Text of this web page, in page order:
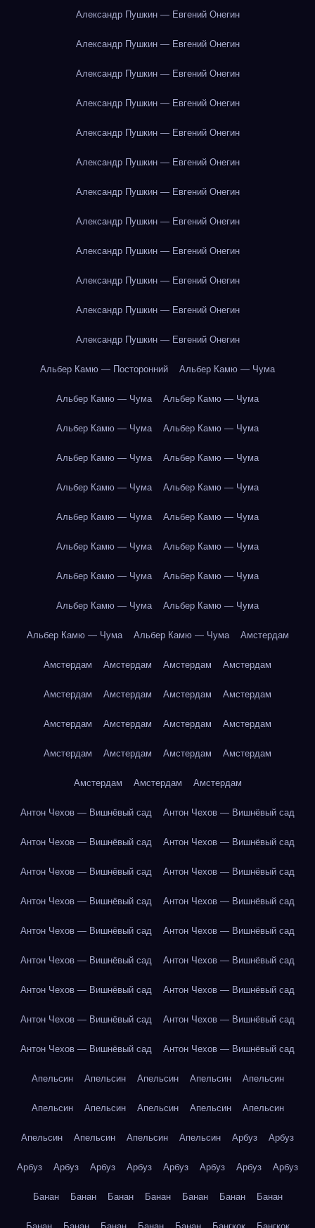
Александр Пушкин — Евгений Онегин
Александр Пушкин — Евгений Онегин
Александр Пушкин — Евгений Онегин
Александр Пушкин — Евгений Онегин
Александр Пушкин — Евгений Онегин
Александр Пушкин — Евгений Онегин
Александр Пушкин — Евгений Онегин
Александр Пушкин — Евгений Онегин
Александр Пушкин — Евгений Онегин
Александр Пушкин — Евгений Онегин
Александр Пушкин — Евгений Онегин
Александр Пушкин — Евгений Онегин
Альбер Камю — Посторонний Альбер Камю — Чума
Альбер Камю — Чума Альбер Камю — Чума
Альбер Камю — Чума Альбер Камю — Чума
Альбер Камю — Чума Альбер Камю — Чума
Альбер Камю — Чума Альбер Камю — Чума
Альбер Камю — Чума Альбер Камю — Чума
Альбер Камю — Чума Альбер Камю — Чума
Альбер Камю — Чума Альбер Камю — Чума
Альбер Камю — Чума Альбер Камю — Чума
Альбер Камю — Чума Альбер Камю — Чума Амстердам
Амстердам Амстердам Амстердам Амстердам
Амстердам Амстердам Амстердам Амстердам
Амстердам Амстердам Амстердам Амстердам
Амстердам Амстердам Амстердам Амстердам
Амстердам Амстердам Амстердам
Антон Чехов — Вишнёвый сад Антон Чехов — Вишнёвый сад
Антон Чехов — Вишнёвый сад Антон Чехов — Вишнёвый сад
Антон Чехов — Вишнёвый сад Антон Чехов — Вишнёвый сад
Антон Чехов — Вишнёвый сад Антон Чехов — Вишнёвый сад
Антон Чехов — Вишнёвый сад Антон Чехов — Вишнёвый сад
Антон Чехов — Вишнёвый сад Антон Чехов — Вишнёвый сад
Антон Чехов — Вишнёвый сад Антон Чехов — Вишнёвый сад
Антон Чехов — Вишнёвый сад Антон Чехов — Вишнёвый сад
Антон Чехов — Вишнёвый сад Антон Чехов — Вишнёвый сад
Апельсин Апельсин Апельсин Апельсин Апельсин
Апельсин Апельсин Апельсин Апельсин Апельсин
Апельсин Апельсин Апельсин Апельсин Арбуз Арбуз
Арбуз Арбуз Арбуз Арбуз Арбуз Арбуз Арбуз Арбуз
Банан Банан Банан Банан Банан Банан Банан